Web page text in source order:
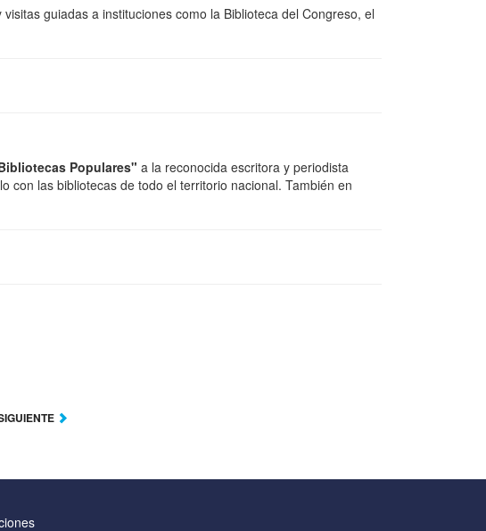
guiadas a instituciones como la Biblioteca del Congreso, el
Populares" a la reconocida escritora y periodista
con las bibliotecas de todo el territorio nacional. También en